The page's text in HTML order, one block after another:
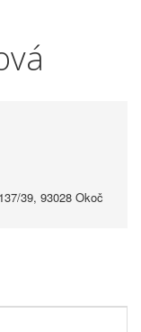
39, 93028 Okoč